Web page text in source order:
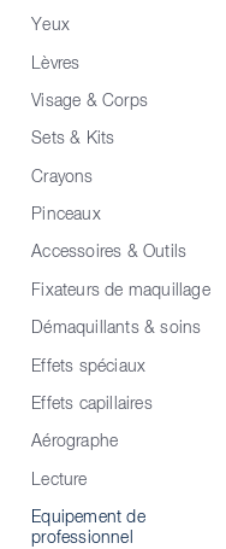
Yeux
Lèvres
Visage & Corps
Sets & Kits
Crayons
Pinceaux
Accessoires & Outils
Fixateurs de maquillage
Démaquillants & soins
Effets spéciaux
Effets capillaires
Aérographe
Lecture
Equipement de
professionnel